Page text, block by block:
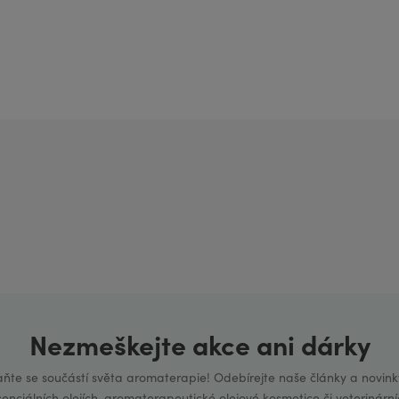
Nezmeškejte akce ani dárky
se součástí světa aromaterapie! Odebírejte naše články a